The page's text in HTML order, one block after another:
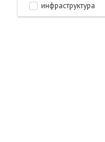
инфраструктура